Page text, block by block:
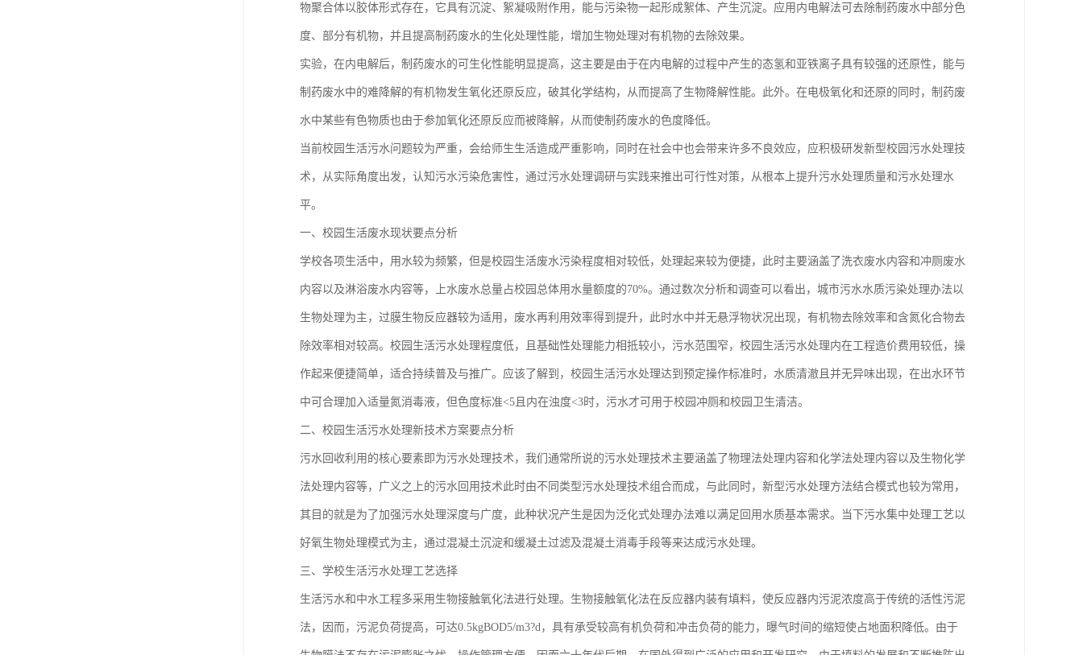
物聚合体以胶体形式存在，它具有沉淀、絮凝吸附作用，能与污染物一起形成絮体、产生沉淀。应用内电解法可去除制药废水中部分色
度、部分有机物，并且提高制药废水的生化处理性能，增加生物处理对有机物的去除效果。
实验，在内电解后，制药废水的可生化性能明显提高，这主要是由于在内电解的过程中产生的态氢和亚铁离子具有较强的还原性，能与
制药废水中的难降解的有机物发生氧化还原反应，破其化学结构，从而提高了生物降解性能。此外。在电极氧化和还原的同时，制药废
水中某些有色物质也由于参加氧化还原反应而被降解，从而使制药废水的色度降低。
当前校园生活污水问题较为严重，会给师生生活造成严重影响，同时在社会中也会带来许多不良效应，应积极研发新型校园污水处理技
术，从实际角度出发，认知污水污染危害性，通过污水处理调研与实践来推出可行性对策，从根本上提升污水处理质量和污水处理水
平。
一、校园生活废水现状要点分析
学校各项生活中，用水较为频繁，但是校园生活废水污染程度相对较低，处理起来较为便捷，此时主要涵盖了洗衣废水内容和冲厕废水
内容以及淋浴废水内容等，上水废水总量占校园总体用水量额度的70%。通过数次分析和调查可以看出，城市污水水质污染处理办法以
生物处理为主，过膜生物反应器较为适用，废水再利用效率得到提升，此时水中并无悬浮物状况出现，有机物去除效率和含氮化合物去
除效率相对较高。校园生活污水处理程度低，且基础性处理能力相抵较小，污水范围窄，校园生活污水处理内在工程造价费用较低，操
作起来便捷简单，适合持续普及与推广。应该了解到，校园生活污水处理达到预定操作标准时，水质清澈且并无异味出现，在出水环节
中可合理加入适量氮消毒液，但色度标准<5且内在浊度<3时，污水才可用于校园冲厕和校园卫生清洁。
二、校园生活污水处理新技术方案要点分析
污水回收利用的核心要素即为污水处理技术，我们通常所说的污水处理技术主要涵盖了物理法处理内容和化学法处理内容以及生物化学
法处理内容等，广义之上的污水回用技术此时由不同类型污水处理技术组合而成，与此同时，新型污水处理方法结合模式也较为常用，
其目的就是为了加强污水处理深度与广度，此种状况产生是因为泛化式处理办法难以满足回用水质基本需求。当下污水集中处理工艺以
好氧生物处理模式为主，通过混凝土沉淀和缓凝土过滤及混凝土消毒手段等来达成污水处理。
三、学校生活污水处理工艺选择
生活污水和中水工程多采用生物接触氧化法进行处理。生物接触氧化法在反应器内装有填料，使反应器内污泥浓度高于传统的活性污泥
法，因而，污泥负荷提高，可达0.5kgBOD5/m3?d，具有承受较高有机负荷和冲击负荷的能力，曝气时间的缩短使占地面积降低。由于